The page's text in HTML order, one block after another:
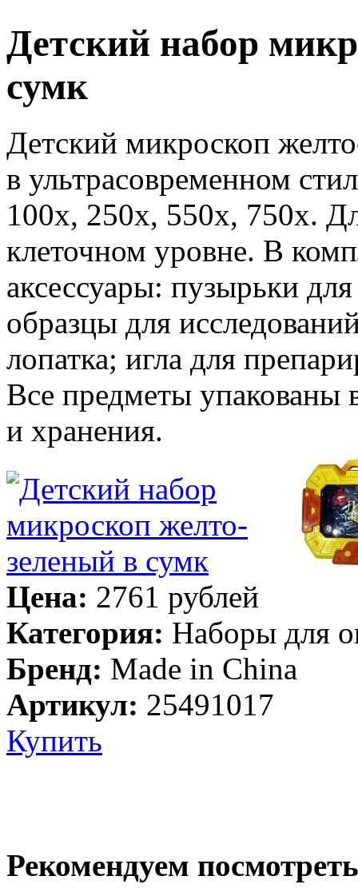
Детский набор
сумк
Детский микроскоп
в ультрасовременном
100х, 250х, 550х, 750х.
клеточном уровне. В
аксессуары: пузырьки
образцы для
лопатка; игла для
Все предметы упакованы
и хранения.
Цена: 2761 рублей
Категория: Наборы для
Бренд: Made in China
Артикул: 25491017
Купить
Рекомендуем